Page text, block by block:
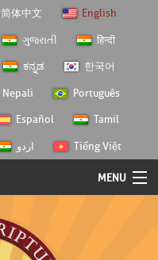
简体中文 English
ગુજરાતી हिन्दी
ಕನ್ನಡ 한국어
Nepali Português
Español Tamil
اردو Tiếng Việt
MENU